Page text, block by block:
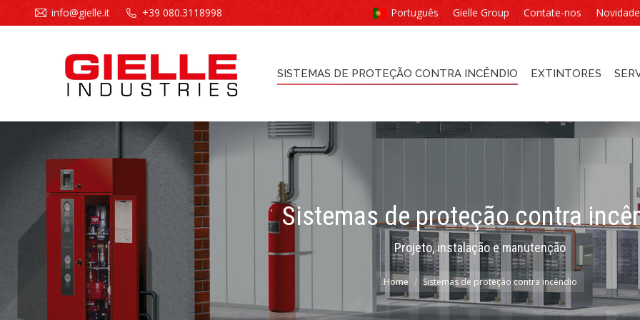
info@gielle.it +39 080.3118998 Português Gielle Group Contate-nos
SISTEMAS DE PROTEÇÃO CONTRA INCÊNDIO EXTINTORES
Sistemas de proteção contra
Projeto, instalação e manutenção
You are here:
Home Sistemas de proteção contra incêndio
SISTEMAS DE PROTEÇÃO CONTRA INCÊNDIO EXTINTORES